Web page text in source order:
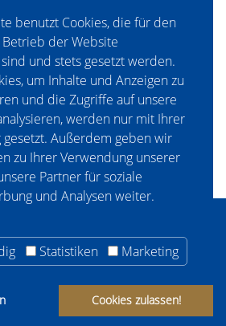
benutzt Cookies, die für den
der Website
und stets gesetzt werden.
um Inhalte und Anzeigen zu
und die Zugriffe auf unsere
werden nur mit Ihrer
Außerdem geben wir
zu Ihrer Verwendung unserer
Partner für soziale
und Analysen weiter.
Statistiken Marketing
Cookies zulassen!
0
& Datenschutz